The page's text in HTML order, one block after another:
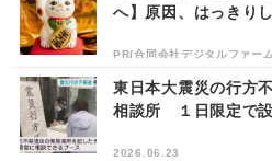
へ】原因、はっきり
PR(合同会社デジタルファー
東日本大震災の行方
相談所 １日限定で
2026.06.23